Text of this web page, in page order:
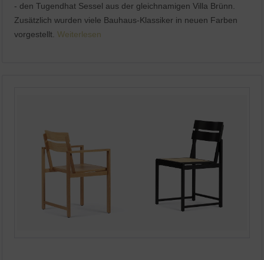
- den Tugendhat Sessel aus der gleichnamigen Villa Brünn.
Zusätzlich wurden viele Bauhaus-Klassiker in neuen Farben
vorgestellt.Weiterlesen